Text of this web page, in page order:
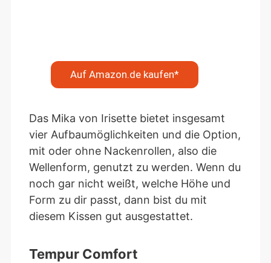
Auf Amazon.de kaufen*
Das Mika von Irisette bietet insgesamt
vier Aufbaumöglichkeiten und die Option,
mit oder ohne Nackenrollen, also die
Wellenform, genutzt zu werden. Wenn du
noch gar nicht weißt, welche Höhe und
Form zu dir passt, dann bist du mit
diesem Kissen gut ausgestattet.
Tempur Comfort